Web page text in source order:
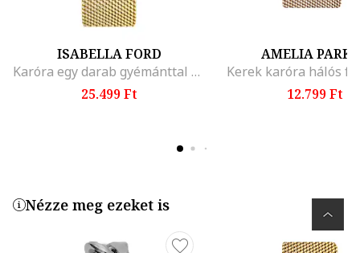
ISABELLA FORD
Karóra egy darab gyémánttal díszítve
25.499 Ft
AMELIA
Kerek karóra hálós
12.799 Ft
Nézze meg ezeket is